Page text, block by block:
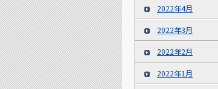
2022年4月
2022年3月
2022年2月
2022年1月